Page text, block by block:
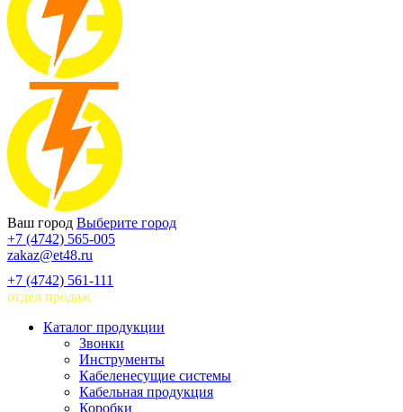
Ваш город Выберите город
+7 (4742) 565-005
zakaz@et48.ru
+7 (4742) 561-111
отдел продаж
Каталог продукции
Звонки
Инструменты
Кабеленесущие системы
Кабельная продукция
Коробки